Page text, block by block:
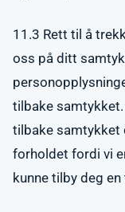
11.3 Rett til å
oss på ditt
tilbake
tilbake samtykket
forholdet fordi vi
kunne tilby deg